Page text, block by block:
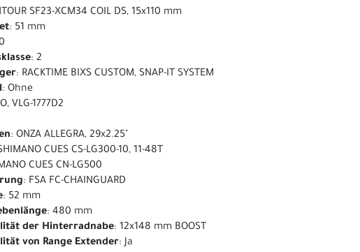
SF23-XCM34 COIL DS, 15x110 mm
: 51 mm
: 2
: RACKTIME BIXS CUSTOM, SNAP-IT SYSTEM
: Ohne
VLG-1777D2
: ONZA ALLEGRA, 29x2.25"
CUES CS-LG300-10, 11-48T
CUES CN-LG500
: FSA FC-CHAINGUARD
: 52 mm
: 480 mm
der Hinterradnabe: 12x148 mm BOOST
von Range Extender: Ja